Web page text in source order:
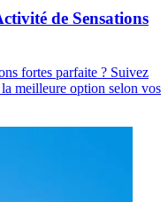
de Sensations
fortes parfaite ? Suivez
meilleure option selon vos